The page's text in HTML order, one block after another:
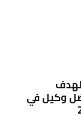
وكيل في